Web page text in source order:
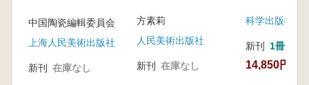
中国陶瓷編輯委員会
上海人民美術出版社
新刊 在庫なし
方素莉
人民美術出版社
新刊 在庫なし
科学出版社
新刊 1冊
14,850円